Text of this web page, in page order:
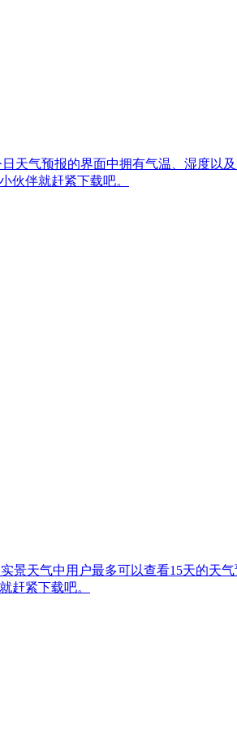
天气预报的界面中拥有气温、湿度以
伙伴就赶紧下载吧。
景天气中用户最多可以查看15天的天
赶紧下载吧。